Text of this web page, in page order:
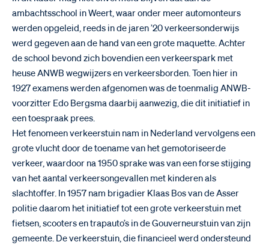
ambachtsschool in Weert, waar onder meer automonteurs
werden opgeleid, reeds in de jaren ’20 verkeersonderwijs
werd gegeven aan de hand van een grote maquette. Achter
de school bevond zich bovendien een verkeerspark met
heuse ANWB wegwijzers en verkeersborden. Toen hier in
1927 examens werden afgenomen was de toenmalig ANWB-
voorzitter Edo Bergsma daarbij aanwezig, die dit initiatief in
een toespraak prees.
Het fenomeen verkeerstuin nam in Nederland vervolgens een
grote vlucht door de toename van het gemotoriseerde
verkeer, waardoor na 1950 sprake was van een forse stijging
van het aantal verkeersongevallen met kinderen als
slachtoffer. In 1957 nam brigadier Klaas Bos van de Asser
politie daarom het initiatief tot een grote verkeerstuin met
fietsen, scooters en trapauto’s in de Gouverneurstuin van zijn
gemeente. De verkeerstuin, die financieel werd ondersteund